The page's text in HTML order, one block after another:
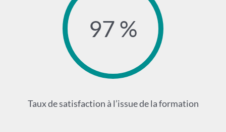
97 %
Taux de satisfaction à l’issue de la formation